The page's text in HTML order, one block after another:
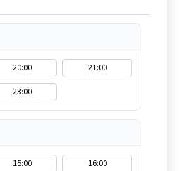
20:00
21:00
23:00
15:00
16:00